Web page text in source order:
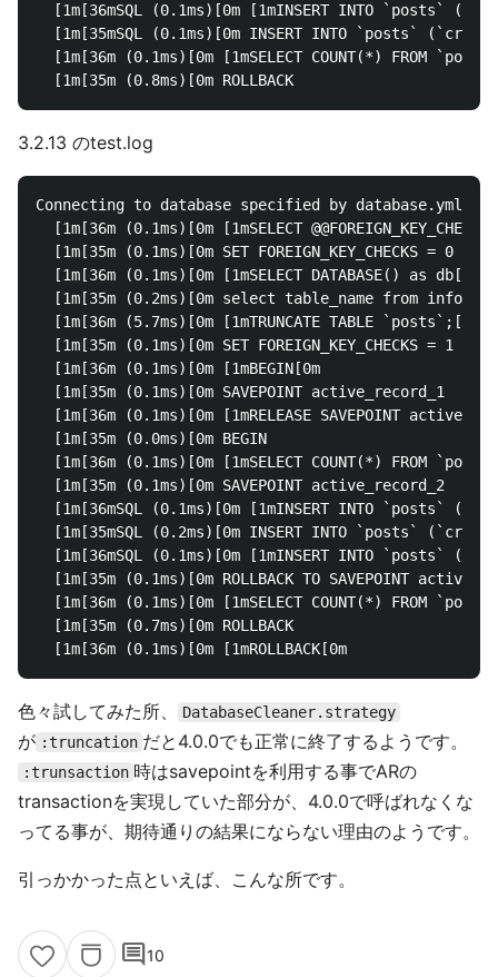
[1m[36mSQL (0.1ms)[0m [1mINSERT INTO `posts`
[1m[35mSQL (0.1ms)[0m INSERT INTO `posts`
[1m[36m (0.1ms)[0m [1mSELECT COUNT(*) FROM
3.2.13 のtest.log
Connecting to database specified by database.yml
[1m[36m (0.1ms)[0m [1mSELECT
  [1m[35m (0.1ms)[0m SET FOREIGN_KEY_CHECKS = 0
  [1m[36m (0.1ms)[0m [1mSELECT DATABASE() as db[0m
[1m[35m (0.2ms)[0m select table_name from
  [1m[36m (5.7ms)[0m [1mTRUNCATE TABLE `posts`;[0m
  [1m[35m (0.1ms)[0m SET FOREIGN_KEY_CHECKS = 1
  [1m[36m (0.1ms)[0m [1mBEGIN[0m
  [1m[35m (0.1ms)[0m SAVEPOINT active_record_1
[1m[36m (0.1ms)[0m [1mRELEASE SAVEPOINT
  [1m[35m (0.0ms)[0m BEGIN
[1m[36m (0.1ms)[0m [1mSELECT COUNT(*) FROM
  [1m[35m (0.1ms)[0m SAVEPOINT active_record_2
[1m[36mSQL (0.1ms)[0m [1mINSERT INTO `posts`
[1m[35mSQL (0.2ms)[0m INSERT INTO `posts`
[1m[36mSQL (0.1ms)[0m [1mINSERT INTO `posts`
[1m[35m (0.1ms)[0m ROLLBACK TO SAVEPOINT
[1m[36m (0.1ms)[0m [1mSELECT COUNT(*) FROM
  [1m[35m (0.7ms)[0m ROLLBACK
色々試してみた所、 DatabaseCleaner.strategy
が :truncation だと4.0.0でも正常に終了するようです。
:trunsaction 時はsavepointを利用する事でARの
transactionを実現していた部分が、4.0.0で呼ばれなくな
ってる事が、期待通りの結果にならない理由のようです。
引っかかった点といえば、こんな所です。
comment10